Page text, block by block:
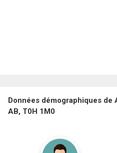
Données démographiques de
AB, T0H 1M0